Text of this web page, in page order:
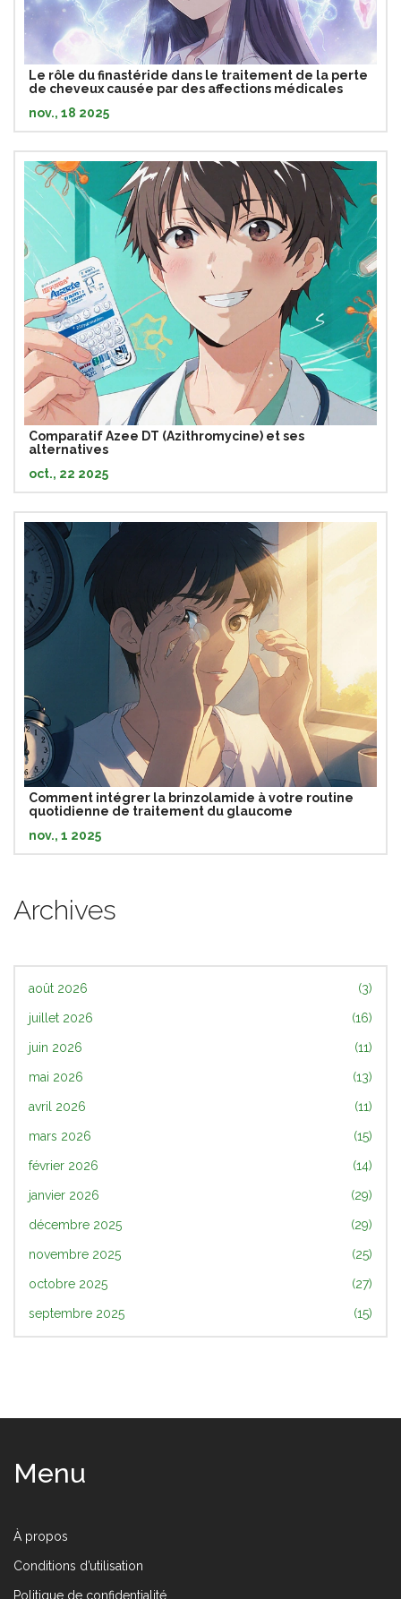
Le rôle du finastéride dans le traitement de la perte
de cheveux causée par des affections médicales
nov., 18 2025
Comparatif Azee DT (Azithromycine) et ses
alternatives
oct., 22 2025
Comment intégrer la brinzolamide à votre routine
quotidienne de traitement du glaucome
nov., 1 2025
Archives
août 2026 (3)
juillet 2026 (16)
juin 2026 (11)
mai 2026 (13)
avril 2026 (11)
mars 2026 (15)
février 2026 (14)
janvier 2026 (29)
décembre 2025 (29)
novembre 2025 (25)
octobre 2025 (27)
septembre 2025 (15)
Menu
À propos
Conditions d’utilisation
Politique de confidentialité